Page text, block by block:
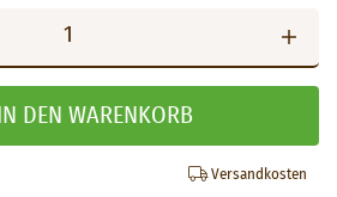
IN DEN WARENKORB
Versandkosten